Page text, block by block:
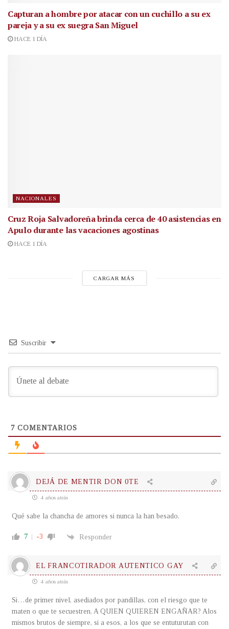
Capturan a hombre por atacar con un cuchillo a su ex
pareja y a su ex suegra San Miguel
HACE 1 DÍA
NACIONALES
Cruz Roja Salvadoreña brinda cerca de 40 asistencias en
Apulo durante las vacaciones agostinas
HACE 1 DÍA
CARGAR MÁS
Suscribir
7 COMENTARIOS
DEJÁ DE MENTIR DON 0TE
4 años atrás
Qué sabe la chancha de amores si nunca la han besado.
7 -3 Responder
EL FRANCOTIRADOR AUTENTICO GAY
4 años atrás
Si…de primer nivel, asediados por pandillas, con el riesgo que te
maten o que te secuestren, A QUIEN QUIEREN ENGAÑAR? Alos
mismos brutos de siempre, si a esos, a los que se entuturutan con